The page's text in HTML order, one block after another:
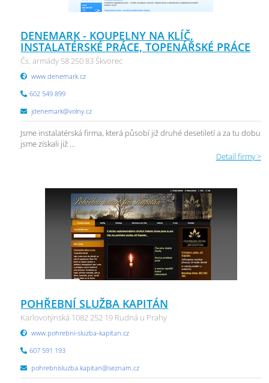
DENEMARK - KOUPELNY NA KLÍČ,
INSTALATÉRSKÉ PRÁCE, TOPENÁŘSKÉ PRÁCE
Čs. armády 58 250 83 Škvorec
www.denemark.cz
602 549 899
jdenemark@volny.cz
Jsme instalatérská firma, která působí již druhé desetiletí a za tu dobu
jsme získali již ...
Detail firmy >
POHŘEBNÍ SLUŽBA KAPITÁN
Karlovotýnská 1082 252 19 Rudná u Prahy
www.pohrebni-sluzba-kapitan.cz
607 591 193
pohrebnisluzba.kapitan@seznam.cz